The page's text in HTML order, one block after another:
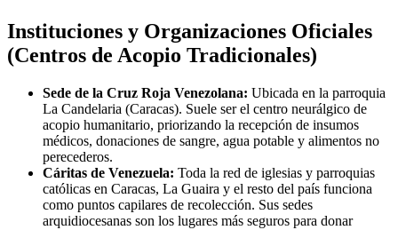
Instituciones y Organizaciones Oficiales
(Centros de Acopio Tradicionales)
Sede de la Cruz Roja Venezolana: Ubicada en la parroquia
La Candelaria (Caracas). Suele ser el centro neurálgico de
acopio humanitario, priorizando la recepción de insumos
médicos, donaciones de sangre, agua potable y alimentos no
perecederos.
Cáritas de Venezuela: Toda la red de iglesias y parroquias
católicas en Caracas, La Guaira y el resto del país funciona
como puntos capilares de recolección. Sus sedes
arquidiocesanas son los lugares más seguros para donar